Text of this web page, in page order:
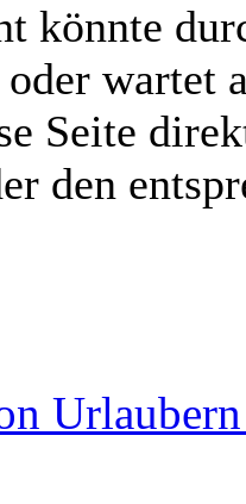
könnte
oder wartet
Seite
den